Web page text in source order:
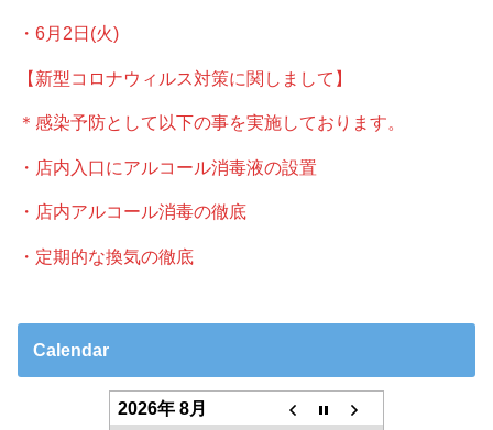
・6月2日(火)
【新型コロナウィルス対策に関しまして】
＊感染予防として以下の事を実施しております。
・店内入口にアルコール消毒液の設置
・店内アルコール消毒の徹底
・定期的な換気の徹底
Calendar
2026年 8月